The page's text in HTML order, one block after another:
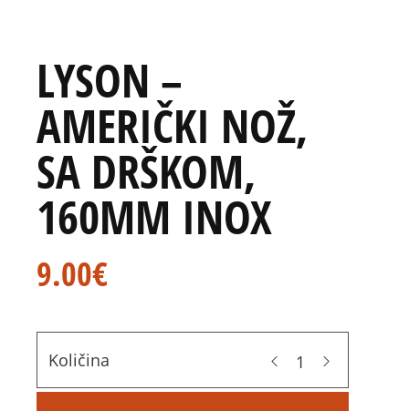
LYSON –
AMERIČKI NOŽ,
SA DRŠKOM,
160MM INOX
9.00€
Količina